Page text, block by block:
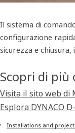
Il sistema di
configurazione
sicurezza e
Scopri di più
Visita il sito web di
Esplora DYNACO
Installations and